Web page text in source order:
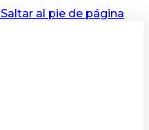
Saltar al pie de página